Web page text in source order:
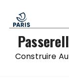
Construire